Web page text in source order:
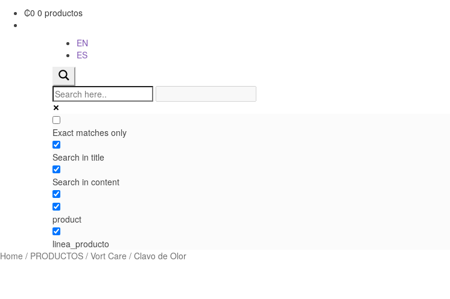
₡0 0 productos
EN
ES
Exact matches only
Search in title
Search in content
product
linea_producto
Home / PRODUCTOS / Vort Care / Clavo de Olor